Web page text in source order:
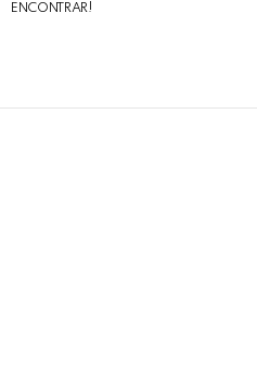
ENCONTRAR!